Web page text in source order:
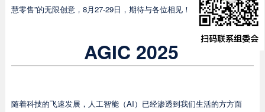
慧零售”的无限创意，8月27-29日，期待与各位相见！
AGIC 2025
随着科技的飞速发展，人工智能（AI）已经渗透到我们生活的方方面